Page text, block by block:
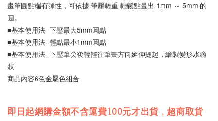
畫筆圓點端有彈性，可依據 筆壓輕重 輕鬆點畫出 1mm ～ 5mm 的
圓。
■基本使用法- 下壓最大5mm圓點
■基本使用法- 輕點最小1mm圓點
■基本使用法- 下壓筆尖後輕輕往筆畫方向延伸提起，繪製變形水滴
狀
商品內容6色金屬色組合
即日起網購金額不含運費100元才出貨，超商取貨